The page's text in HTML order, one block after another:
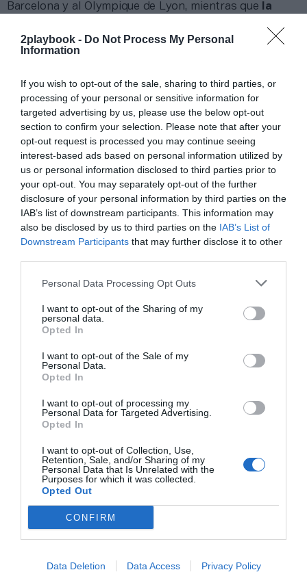
2playbook - Do Not Process My Personal
Information
If you wish to opt-out of the sale, sharing to third parties, or
processing of your personal or sensitive information for
targeted advertising by us, please use the below opt-out
section to confirm your selection. Please note that after your
opt-out request is processed you may continue seeing
interest-based ads based on personal information utilized by
us or personal information disclosed to third parties prior to
your opt-out. You may separately opt-out of the further
disclosure of your personal information by third parties on the
IAB’s list of downstream participants. This information may
also be disclosed by us to third parties on the IAB’s List of
Downstream Participants that may further disclose it to other
Personal Data Processing Opt Outs
I want to opt-out of the Sharing of my
personal data.
Opted In
I want to opt-out of the Sale of my
Personal Data.
Opted In
I want to opt-out of processing my
Personal Data for Targeted Advertising.
Opted In
I want to opt-out of Collection, Use,
Retention, Sale, and/or Sharing of my
Personal Data that Is Unrelated with the
Purposes for which it was collected.
Opted Out
CONFIRM
Data Deletion Data Access Privacy Policy
Índex2P
Barcelona y al Olympique de Lyon, mientras que
la
asistencia récord con 87.192 espectadores viendo
en directo la final en Wembley.
Añadir 2Playbookcomo fuente preferida de Google
de forma gratuita
Mantente informado con las últimas noticias de actualidad.
ACTIVAR AHORA
Compartir
Imprimir
Publicidad
2Playbook Club